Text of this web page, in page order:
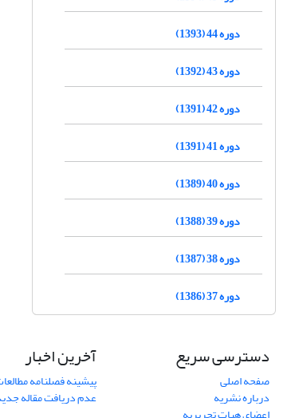
دوره 44 (1393)
دوره 43 (1392)
دوره 42 (1391)
دوره 41 (1391)
دوره 40 (1389)
دوره 39 (1388)
دوره 38 (1387)
دوره 37 (1386)
دسترسی سریع
صفحه اصلی
درباره نشریه
آخرین اخبار
پیشینه فصلنامه
عدم دریافت مقاله